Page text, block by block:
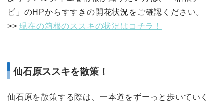
ビ」のHPからすすきの開花状況をご確認ください。
>>現在の箱根のススキの状況はコチラ！
仙石原ススキを散策！
仙石原を散策する際は、一本道をずーっと歩いていく